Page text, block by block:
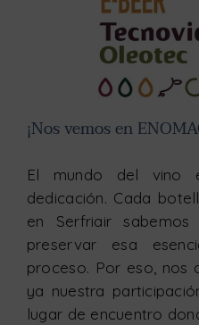
¡Nos vemos en
El mundo del vino
dedicación. Cada
en Serfriair
preservar esa
proceso. Por eso, nos
ya nuestra
lugar de encuentro